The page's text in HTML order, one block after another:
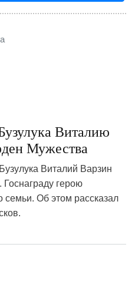
Виталию
Мужества
Виталий Варзин
герою
семьи. Об этом рассказал